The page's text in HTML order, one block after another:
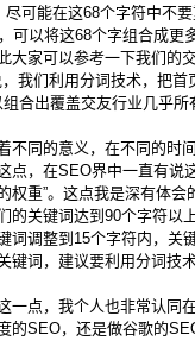
可能在这68个字符中不
可以将这68个字组合成更
大家可以参考一下我们的
我们利用分词技术，把
合出覆盖交友行业几乎
同的意义，在不同的时
点，在SEO界中一直有说
权重”。这点我是深有体
的关键词达到90个字符以
词调整到15个字符内，关
键词，建议要利用分词技
点，我个人也非常认同
的SEO，还是做谷歌的